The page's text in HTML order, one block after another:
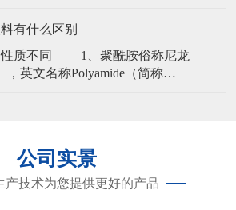
程中是需要加入一些增韧剂来
还能有效地增加尼龙制品的韧
好的流动性和分散性。 尼
有什么区别
聚酰胺俗称尼龙
，英文名称Polyamide（简称
成的高分子化合物（
公司实景
产技术为您提供更好的产品